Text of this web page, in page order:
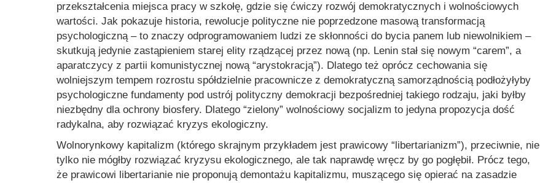
przekształcenia miejsca pracy w szkołę, gdzie się ćwiczy rozwój demokratycznych i wolnościowych
wartości. Jak pokazuje historia, rewolucje polityczne nie poprzedzone masową transformacją
psychologiczną – to znaczy odprogramowaniem ludzi ze skłonności do bycia panem lub niewolnikiem –
skutkują jedynie zastąpieniem starej elity rządzącej przez nową (np. Lenin stał się nowym “carem”, a
aparatczycy z partii komunistycznej nową “arystokracją”). Dlatego też oprócz cechowania się
wolniejszym tempem rozrostu spółdzielnie pracownicze z demokratyczną samorządnością podłożyłyby
psychologiczne fundamenty pod ustrój polityczny demokracji bezpośredniej takiego rodzaju, jaki byłby
niezbędny dla ochrony biosfery. Dlatego “zielony” wolnościowy socjalizm to jedyna propozycja dość
radykalna, aby rozwiązać kryzys ekologiczny.
Wolnorynkowy kapitalizm (którego skrajnym przykładem jest prawicowy “libertarianizm”), przeciwnie, nie
tylko nie mógłby rozwiązać kryzysu ekologicznego, ale tak naprawdę wręcz by go pogłębił. Prócz tego,
że prawicowi libertarianie nie proponują demontażu kapitalizmu, muszącego się opierać na zasadzie